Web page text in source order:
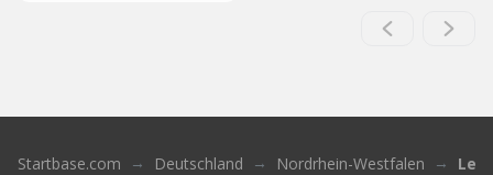
Startbase.com Deutschland Nordrhein-Westfalen